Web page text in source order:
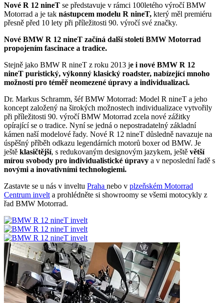
Nové R 12 nineT se představuje v rámci 100letého výročí BMW
Motorrad a je tak nástupcem modelu R nineT, který měl premiéru
přesně před 10 lety při příležitosti 90. výročí své značky.
Nové BMW R 12 nineT začíná další století BMW Motorrad
propojením fascinace a tradice.
Stejně jako BMW R nineT z roku 2013 je i nové BMW R 12
nineT puristický, výkonný klasický roadster, nabízející mnoho
možností pro téměř neomezené úpravy a individualizaci.
Dr. Markus Schramm, šéf BMW Motorrad: Model R nineT a jeho
koncept založený na širokých možnostech individualizace vytvořily
při příležitosti 90. výročí BMW Motorrad zcela nové zážitky
opírající se o tradice. Nyní se jedná o nepostradatelný základní
kámen naší modelové řady. Nové R 12 nineT důsledně navazuje na
úspěšný příběh odkazu legendárních motorů boxer od BMW. Je
ještě klasičtější, s redukovaným designovým jazykem, ještě větší
mírou svobody pro individualistické úpravy a v neposlední řadě s
novými a inovativními technologiemi.
Zastavte se u nás v inveltu Praha nebo v plzeňském Motorrad
Centrum invelt a prohlédněte si showroomy se všemi motocykly z
řad BMW Motorrad.